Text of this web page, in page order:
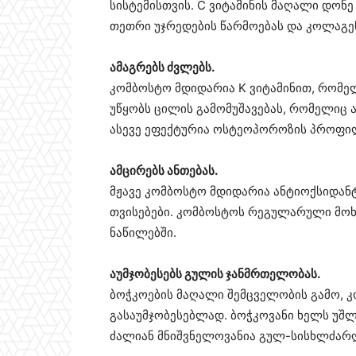
სისტემისთვის. C ვიტამინის მაღალი
თეთრი უჯრედების წარმოებას და
ამაგრებს ძვლებს.
კომბოსტო მდიდარია K ვიტამინით,
უწყობს ცილის გამომუშავებას, რომელიც
ასევე ეფექტურია ოსტეოპოროზის
ამცირებს ანთებას.
მჟავე კომბოსტო მდიდარია
თვისებები. კომბოსტოს რეგულარული
ნაწილებში.
აუმჯობესებს გულის ჯანმრთელობას.
ბოჭკოების მაღალი შემცველობის გამო,
გასაუმჯობესებლად. ბოჭკოვანი ხელს
ძალიან მნიშვნელოვანია გულ-